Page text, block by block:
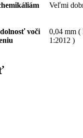
Veľmi
voči
0,04 mm
1:2012 )